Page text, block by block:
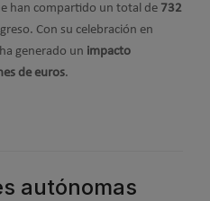
han compartido un total de 732
Con su celebración en
generado un impacto
de euros.
autónomas